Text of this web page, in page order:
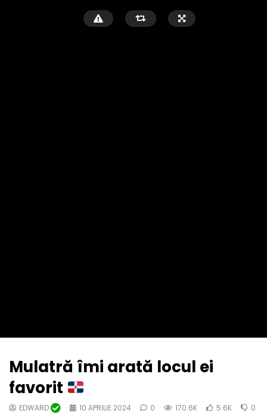
Mulatră îmi arată locul ei
favorit
EDWARD 10 APRILIE 2024 0 170.6K 5.6K 0